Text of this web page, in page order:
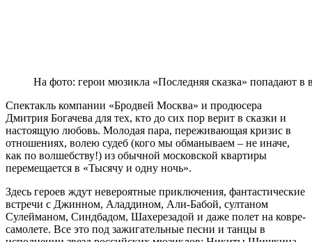
На фото: герои мюзикла «Последняя сказка» попадают в
Спектакль компании «Бродвей Москва» и продюсера
Дмитрия Богачева для тех, кто до сих пор верит в сказки и
настоящую любовь. Молодая пара, переживающая кризис в
отношениях, волею судеб (кого мы обманываем – не иначе,
как по волшебству!) из обычной московской квартиры
перемещается в «Тысячу и одну ночь».
Здесь героев ждут невероятные приключения, фантастические
встречи с Джинном, Аладдином, Али-Бабой, султаном
Сулейманом, Синдбадом, Шахерезадой и даже полет на ковре-
самолете. Все это под зажигательные песни и танцы в